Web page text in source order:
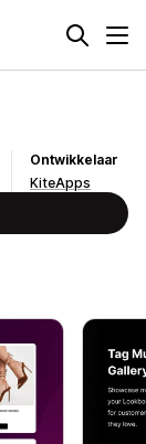
Ontwikkelaar
KiteApps